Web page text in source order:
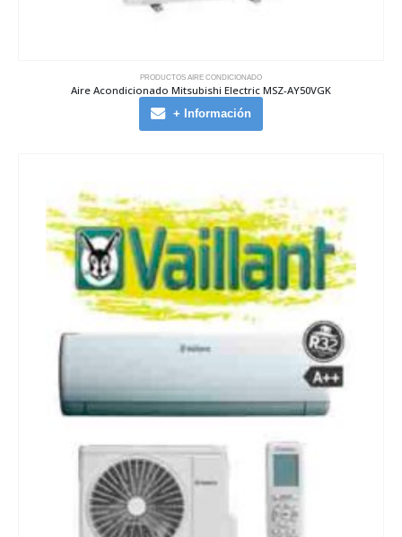
PRODUCTOS AIRE CONDICIONADO
Aire Acondicionado Mitsubishi Electric MSZ-AY50VGK
+ Información